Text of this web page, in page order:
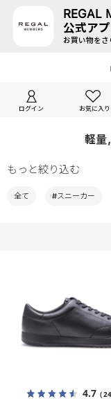
REGAL
公式アプ
お買い物をさ
ログイン お気に入り
軽量
もっと絞り込む
全て #スニーカー
4.7（